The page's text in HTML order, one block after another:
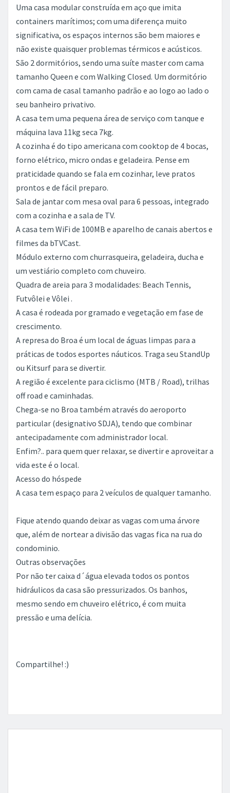
Uma casa modular construída em aço que imita
containers marítimos; com uma diferença muito
significativa, os espaços internos são bem maiores e
não existe quaisquer problemas térmicos e acústicos.
São 2 dormitórios, sendo uma suíte master com cama
tamanho Queen e com Walking Closed. Um dormitório
com cama de casal tamanho padrão e ao logo ao lado o
seu banheiro privativo.
A casa tem uma pequena área de serviço com tanque e
máquina lava 11kg seca 7kg.
A cozinha é do tipo americana com cooktop de 4 bocas,
forno elétrico, micro ondas e geladeira. Pense em
praticidade quando se fala em cozinhar, leve pratos
prontos e de fácil preparo.
Sala de jantar com mesa oval para 6 pessoas, integrado
com a cozinha e a sala de TV.
A casa tem WiFi de 100MB e aparelho de canais abertos e
filmes da bTVCast.
Módulo externo com churrasqueira, geladeira, ducha e
um vestiário completo com chuveiro.
Quadra de areia para 3 modalidades: Beach Tennis,
Futvôlei e Vôlei .
A casa é rodeada por gramado e vegetação em fase de
crescimento.
A represa do Broa é um local de águas limpas para a
práticas de todos esportes náuticos. Traga seu StandUp
ou Kitsurf para se divertir.
A região é excelente para ciclismo (MTB / Road), trilhas
off road e caminhadas.
Chega-se no Broa também através do aeroporto
particular (designativo SDJA), tendo que combinar
antecipadamente com administrador local.
Enfim?.. para quem quer relaxar, se divertir e aproveitar a
vida este é o local.
Acesso do hóspede
A casa tem espaço para 2 veículos de qualquer tamanho.
Fique atendo quando deixar as vagas com uma árvore
que, além de nortear a divisão das vagas fica na rua do
condominio.
Outras observações
Por não ter caixa d´água elevada todos os pontos
hidráulicos da casa são pressurizados. Os banhos,
mesmo sendo em chuveiro elétrico, é com muita
pressão e uma delícia.
Compartilhe! :)